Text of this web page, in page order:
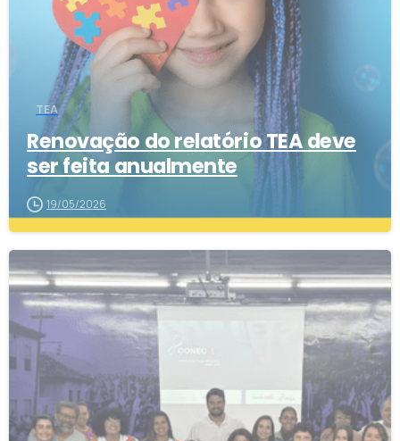
TEA
Renovação do relatório TEA deve
ser feita anualmente
19/05/2026
3